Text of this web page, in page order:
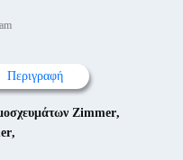
Περιγραφή
Zimmer,
,